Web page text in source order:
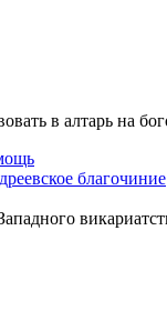
в алтарь на
благочиние